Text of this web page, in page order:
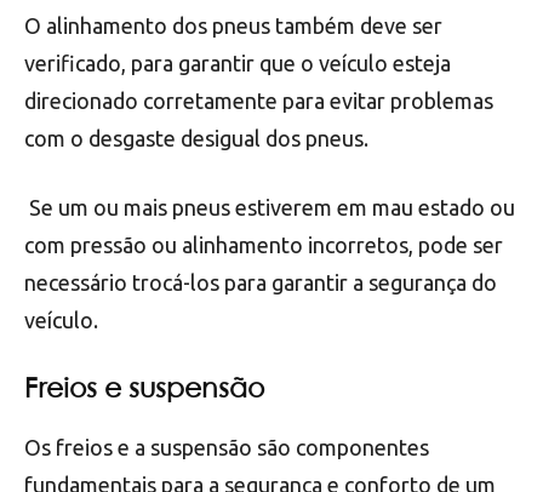
quando efetuar a troca dos pneus. Além disso, a
pressão dos pneus deve ser verificada
regularmente, pois pneus com pressão incorreta
podem comprometer a segurança do veículo e
O alinhamento dos pneus também deve ser
verificado, para garantir que o veículo esteja
direcionado corretamente para evitar problemas
com o desgaste desigual dos pneus.
Se um ou mais pneus estiverem em mau estado ou
com pressão ou alinhamento incorretos, pode ser